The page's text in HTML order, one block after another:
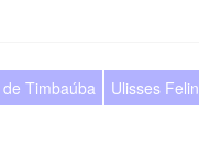
Timbaúba Ulisses